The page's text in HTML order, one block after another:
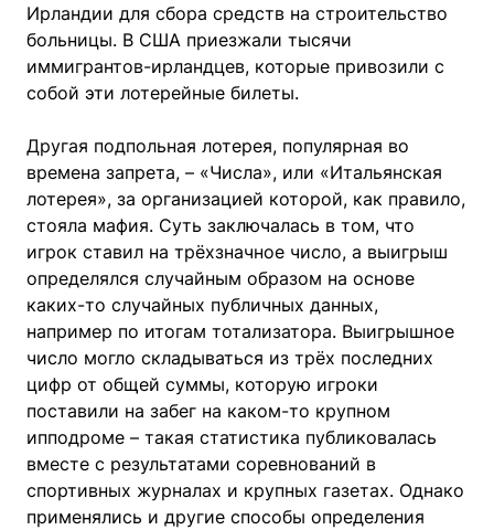
Ирландии для сбора средств на строительство
больницы. В США приезжали тысячи
иммигрантов-ирландцев, которые привозили с
собой эти лотерейные билеты.
Другая подпольная лотерея, популярная во
времена запрета, – «Числа», или «Итальянская
лотерея», за организацией которой, как правило,
стояла мафия. Суть заключалась в том, что
игрок ставил на трёхзначное число, а выигрыш
определялся случайным образом на основе
каких-то случайных публичных данных,
например по итогам тотализатора. Выигрышное
число могло складываться из трёх последних
цифр от общей суммы, которую игроки
поставили на забег на каком-то крупном
ипподроме – такая статистика публиковалась
вместе с результатами соревнований в
спортивных журналах и крупных газетах. Однако
применялись и другие способы определения